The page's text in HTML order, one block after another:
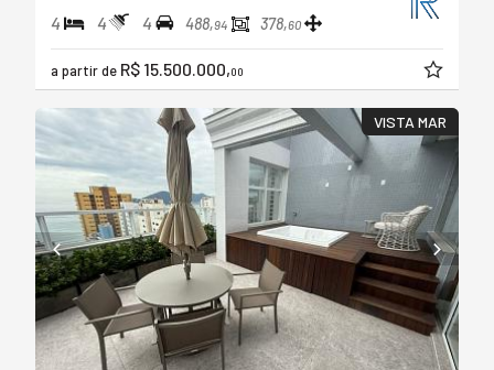
4 4 4 488,94 378,60
a partir de R$ 15.500.000,00
VISTA MAR